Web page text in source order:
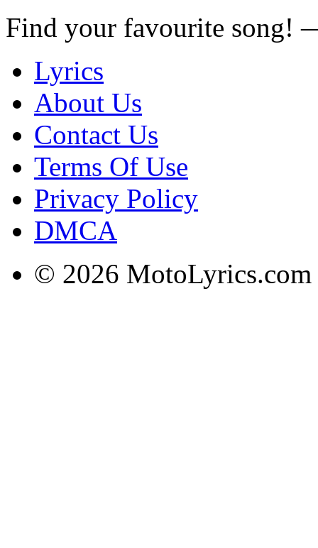
Find your favourite song!
Lyrics
About Us
Contact Us
Terms Of Use
Privacy Policy
DMCA
© 2026 MotoLyrics.com